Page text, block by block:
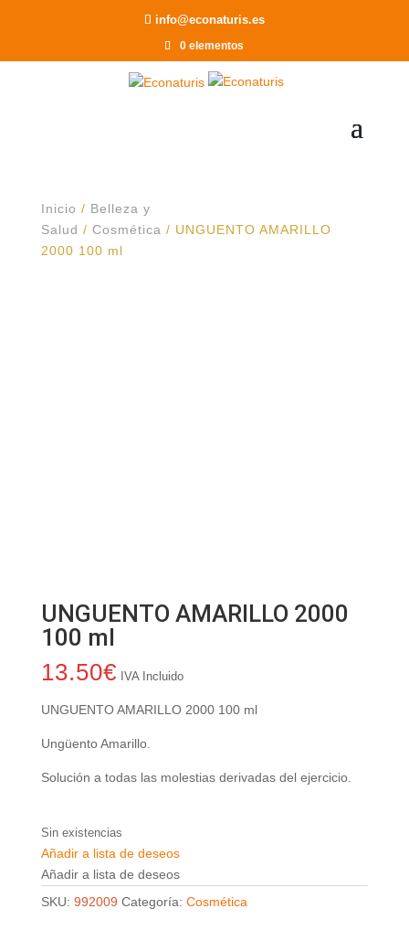
info@econaturis.es
0 elementos
Inicio / Belleza y
Salud / Cosmética / UNGUENTO AMARILLO
2000 100 ml
UNGUENTO AMARILLO 2000
100 ml
13.50€ IVA Incluido
UNGUENTO AMARILLO 2000 100 ml
Ungüento Amarillo.
Solución a todas las molestias derivadas del ejercicio.
Sin existencias
Añadir a lista de deseos
Añadir a lista de deseos
SKU: 992009 Categoría: Cosmética